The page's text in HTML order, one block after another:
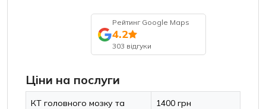
Рейтинг Google Maps
4.2
303 відгуки
Ціни на послуги
КТ головного мозку та
1400 грн